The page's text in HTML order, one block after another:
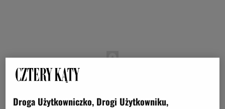
Droga Użytkowniczko, Drogi Użytkowniku,